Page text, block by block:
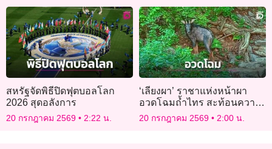
สหรัฐจัดพิธีปิดฟุตบอลโลก
2026 สุดอลังการ
20 กรกฎาคม 2569 2:22 น.
‘เลียงผา’ ราชาแห่งหน้าผา
อวดโฉมถ้ำไทร สะท้อนความ
อุดมสมบูรณ์ผืนป่าเขาสามร้อย
20 กรกฎาคม 2569 2:00 น.